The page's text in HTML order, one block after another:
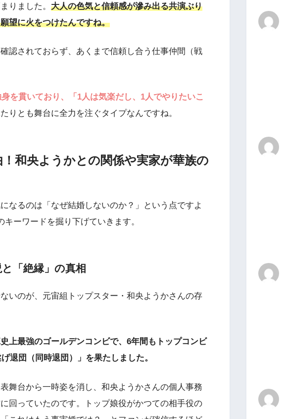
りました。 大人の色気と信頼感が滲み出る共演ぶり
望に火をつけたんですね。
認されておらず、あくまで信頼し合う仕事仲間（戦
を貫いており、「1人は気楽だし、1人でやりたいこ
りとも舞台に全力を注ぐタイプなんですね。
和央ようかとの関係や実家が華族の
なるのは「なぜ結婚しないのか？」という点ですよ
ーワードを掘り下げていきます。
「絶縁」の真相
いのが、元宙組トップスター・和央ようかさんの存
上最強のゴールデンコンビで、6年間もトップコンビ
退団（同時退団）」を果たしました。
舞台から一時姿を消し、和央ようかさんの個人事務
回っていたのです。トップ娘役がかつての相手役の